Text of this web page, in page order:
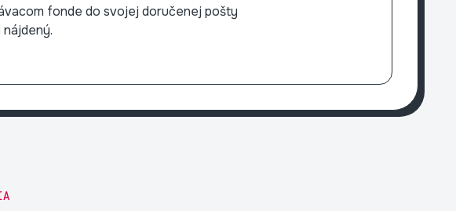
fonde do svojej doručenej pošty